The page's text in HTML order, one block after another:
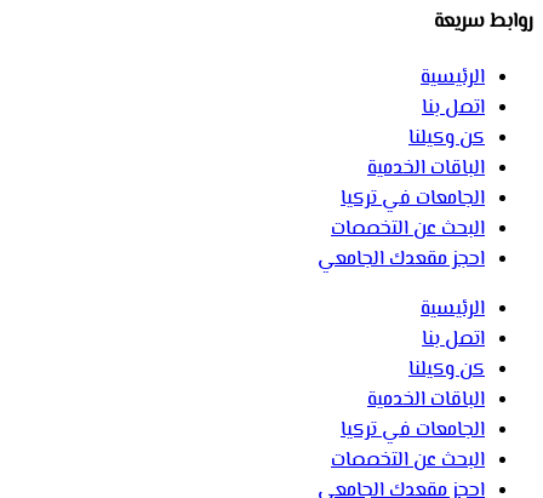
روابط سريعة
الرئيسية
اتصل بنا
كن وكيلنا
الباقات الخدمية
الجامعات في تركيا
البحث عن التخصصات
احجز مقعدك الجامعي
الرئيسية
اتصل بنا
كن وكيلنا
الباقات الخدمية
الجامعات في تركيا
البحث عن التخصصات
احجز مقعدك الجامعي